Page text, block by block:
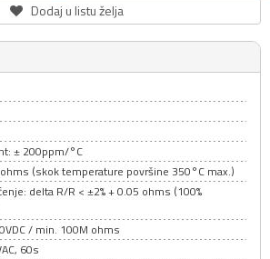
Dodaj u listu želja
± 200ppm/°C
(skok temperature površine 350°C max.)
delta R/R < ±2% + 0.05 ohms (100%
/ min. 100M ohms
60s